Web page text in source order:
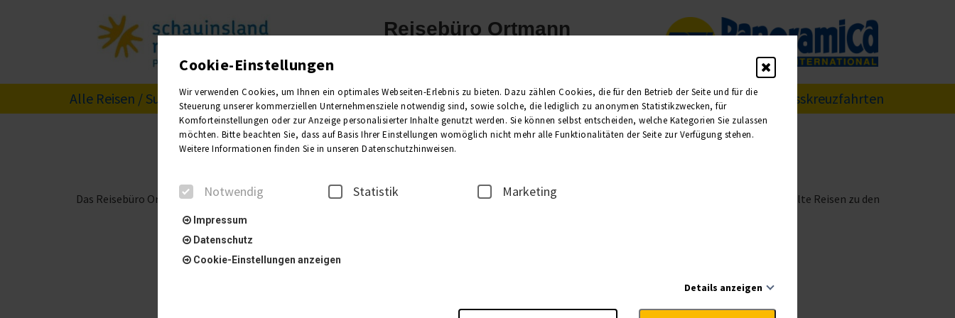
Reisebüro Ortmann
Alle Reisen / Suche Busreisen Flugreisen Kreuzfahrten Flusskreuzfahrten
Entdecken Sie unsere Reisen
Das Reisebüro Ortmann und PTI Panoramica stehen nicht nur für zwei starke Partner und gute Zusammenarbeit, sondern auch für exklusiv ausgewählte Reisen zu den
Cookie-Einstellungen
Wir verwenden Cookies, um Ihnen ein optimales Webseiten-Erlebnis zu bieten. Dazu zählen Cookies, die für den Betrieb der Seite und für die
Steuerung unserer kommerziellen Unternehmensziele notwendig sind, sowie solche, die lediglich zu anonymen Statistikzwecken, für
Komforteinstellungen oder zur Anzeige personalisierter Inhalte genutzt werden. Sie können selbst entscheiden, welche Kategorien Sie zulassen
möchten. Bitte beachten Sie, dass auf Basis Ihrer Einstellungen womöglich nicht mehr alle Funktionalitäten der Seite zur Verfügung stehen.
Weitere Informationen finden Sie in unseren Datenschutzhinweisen.
Notwendig Statistik Marketing
Impressum
Datenschutz
Cookie-Einstellungen anzeigen
Details anzeigen